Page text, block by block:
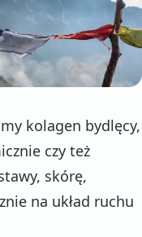
kolagen bydlęcy,
czy też
skórę,
na układ ruchu